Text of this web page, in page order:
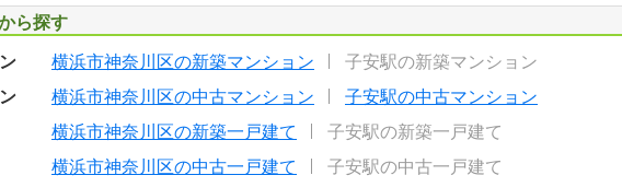
ら探す
横浜市神奈川区の新築マンション
子安駅の新築マンション
横浜市神奈川区の中古マンション
子安駅の中古マンション
横浜市神奈川区の新築一戸建て
子安駅の新築一戸建て
横浜市神奈川区の中古一戸建て
子安駅の中古一戸建て